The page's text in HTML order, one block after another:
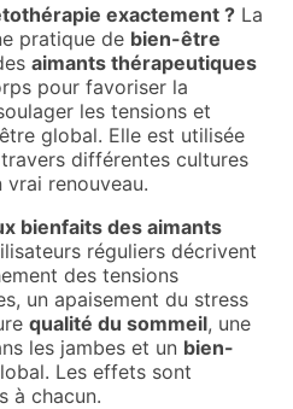
exactement ? La
pratique de bien-être
aimants thérapeutiques
pour favoriser la
les tensions et
global. Elle est utilisée
différentes cultures
renouveau.
bienfaits des aimants
réguliers décrivent
des tensions
un apaisement du stress
qualité du sommeil, une
les jambes et un bien-
Les effets sont
à chacun.